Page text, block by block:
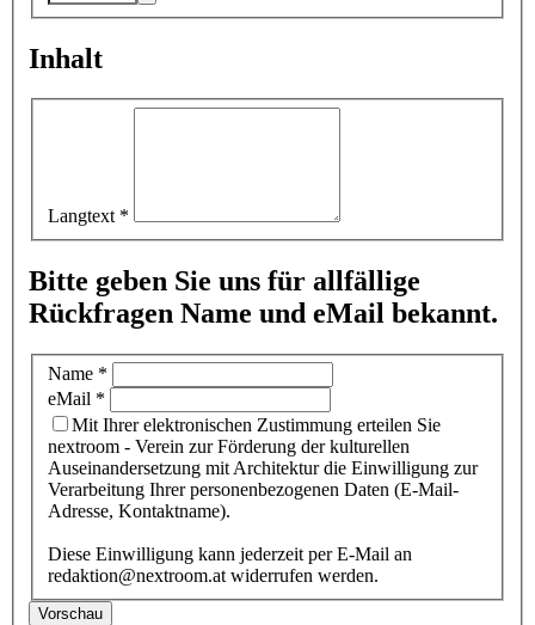
Inhalt
Langtext *
Bitte geben Sie uns für allfällige
Rückfragen Name und eMail bekannt.
Name *
eMail *
Mit Ihrer elektronischen Zustimmung erteilen Sie
nextroom - Verein zur Förderung der kulturellen
Auseinandersetzung mit Architektur die Einwilligung zur
Verarbeitung Ihrer personenbezogenen Daten (E-Mail-
Adresse, Kontaktname).
Diese Einwilligung kann jederzeit per E-Mail an
redaktion@nextroom.at widerrufen werden.
Vorschau